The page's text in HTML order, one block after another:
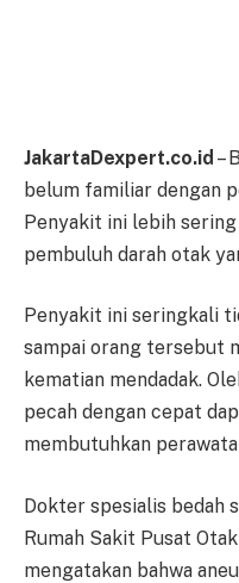
JakartaDexpert.co.id –
belum familiar dengan
Penyakit ini lebih
pembuluh darah otak
Penyakit ini seringkali
sampai orang tersebut
kematian mendadak.
pecah dengan cepat
membutuhkan
Dokter spesialis bedah
Rumah Sakit Pusat
mengatakan bahwa